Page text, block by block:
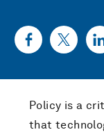
Policy is a
that